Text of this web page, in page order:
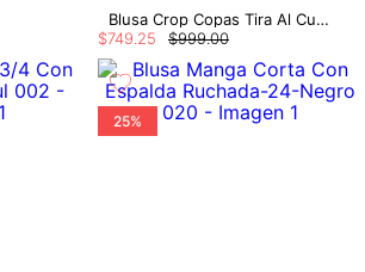
Blusa Crop Copas Tira Al Cuello
$999.00
$749 25
25%